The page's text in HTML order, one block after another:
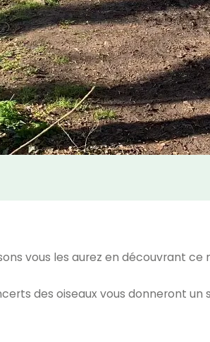
vous les aurez en découvrant ce
des oiseaux vous donneront